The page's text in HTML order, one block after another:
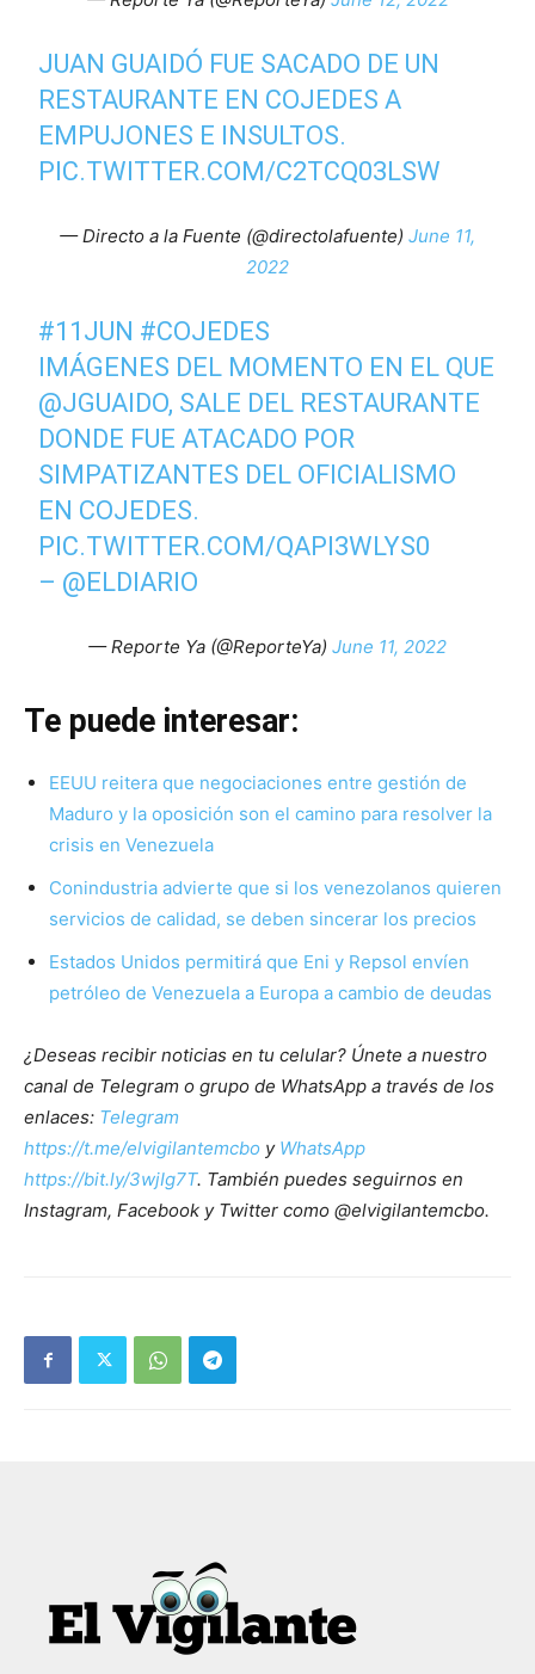
JUAN GUAIDÓ FUE SACADO DE UN
RESTAURANTE EN COJEDES A
EMPUJONES E INSULTOS.
PIC.TWITTER.COM/C2TCQ03LSW
— Directo a la Fuente (@directolafuente) June 11,
2022
#11JUN #COJEDES
IMÁGENES DEL MOMENTO EN EL QUE
@JGUAIDO, SALE DEL RESTAURANTE
DONDE FUE ATACADO POR
SIMPATIZANTES DEL OFICIALISMO
EN COJEDES.
PIC.TWITTER.COM/QAPI3WLYS0
– @ELDIARIO
— Reporte Ya (@ReporteYa) June 11, 2022
Te puede interesar:
EEUU reitera que negociaciones entre gestión de
Maduro y la oposición son el camino para resolver la
crisis en Venezuela
Conindustria advierte que si los venezolanos quieren
servicios de calidad, se deben sincerar los precios
Estados Unidos permitirá que Eni y Repsol envíen
petróleo de Venezuela a Europa a cambio de deudas
¿Deseas recibir noticias en tu celular? Únete a nuestro
canal de Telegram o grupo de WhatsApp a través de los
enlaces: Telegram
https://t.me/elvigilantemcbo y WhatsApp
https://bit.ly/3wjIg7T. También puedes seguirnos en
Instagram, Facebook y Twitter como @elvigilantemcbo.